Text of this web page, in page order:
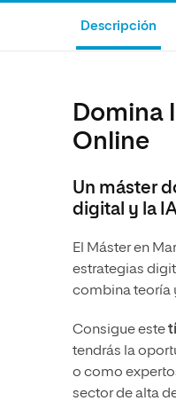
Música
Descripción
Domina
Online
Un máster
digital y la
El Máster en
estrategias
combina teoría
Consigue este
tendrás la
o como
sector de alta